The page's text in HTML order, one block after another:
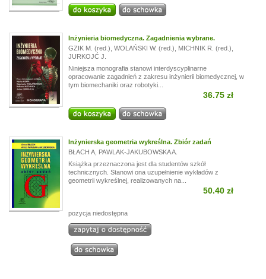
Inżynieria biomedyczna. Zagadnienia wybrane.
GZIK M. (red.) WOLAŃSKI W. (red.) MICHNIK R. (red.)
JURKOJĆ J.
Niniejsza monografia stanowi interdyscyplinarne
opracowanie zagadnień z zakresu inżynierii biomedycznej, w
tym biomechaniki oraz robotyki...
36.75 zł
Inżynierska geometria wykreślna. Zbiór zadań
BŁACH A, PAWLAK-JAKUBOWSKA A.
Książka przeznaczona jest dla studentów szkół
technicznych. Stanowi ona uzupełnienie wykładów z
geometrii wykreślnej, realizowanych na...
50.40 zł
pozycja niedostępna